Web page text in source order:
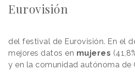
Eurovisión
del festival de Eurovisión. En el
mejores datos en mujeres
y en la comunidad autónoma de